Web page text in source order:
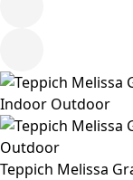
Teppich Melissa